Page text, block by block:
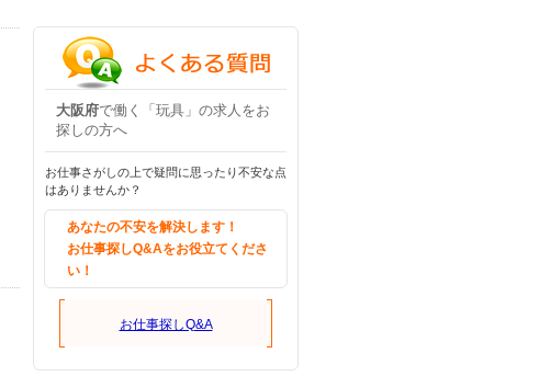
大阪府で働く「玩具」の求人をお
探しの方へ
お仕事さがしの上で疑問に思ったり不安な点
はありませんか？
あなたの不安を解決します！
お仕事探しQ&Aをお役立てくださ
い！
お仕事探しQ&A